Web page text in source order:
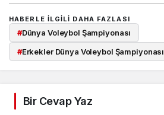
HABERLE ILGILI DAHA FAZLASI
#Dünya Voleybol Şampiyonası
#Erkekler Dünya Voleybol Şampiyonası
Bir Cevap Yaz